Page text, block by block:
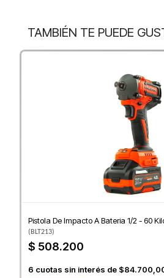
TAMBIÉN TE PUEDE
Pistola De Impacto A Bateria 1/2 - 60
(BLT213)
$ 508.200
6 cuotas sin interés de